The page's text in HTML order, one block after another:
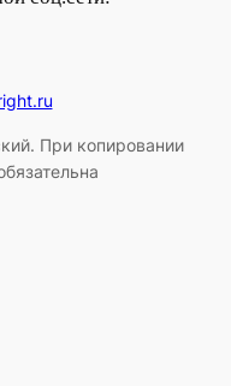
При копировании